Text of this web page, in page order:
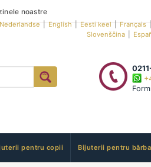
noastre
Nederlandse|English|Eesti keel|Français
Slovenščina
pentru copii Bijuterii pentru